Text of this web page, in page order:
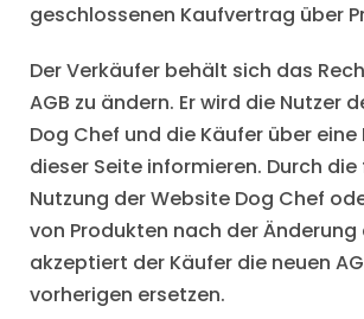
geschlossenen Kaufvertrag über
Der Verkäufer behält sich das
AGB zu ändern. Er wird die Nutzer
Dog Chef und die Käufer über
dieser Seite informieren. Durch
Nutzung der Website Dog Chef
von Produkten nach der Änderung
akzeptiert der Käufer die neuen
vorherigen ersetzen.